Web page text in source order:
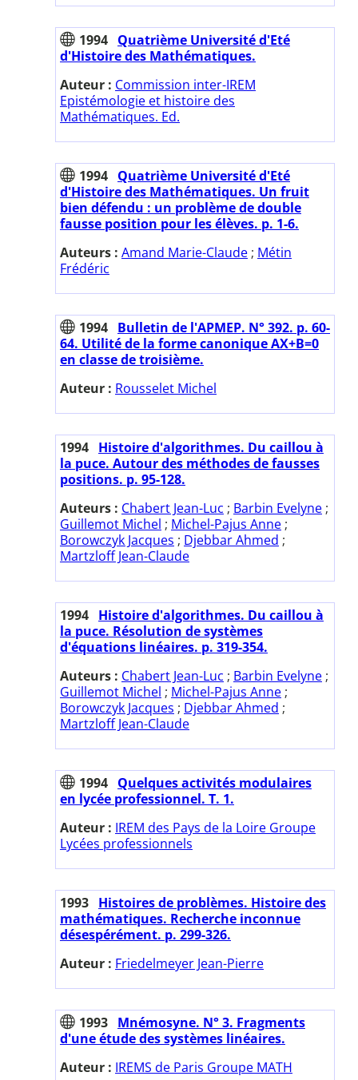
1994 Quatrième Université d'Eté
d'Histoire des Mathématiques.
Auteur : Commission inter-IREM
Epistémologie et histoire des
Mathématiques. Ed.
1994 Quatrième Université d'Eté
d'Histoire des Mathématiques. Un fruit
bien défendu : un problème de double
fausse position pour les élèves. p. 1-6.
Auteurs : Amand Marie-Claude ; Métin
Frédéric
1994 Bulletin de l'APMEP. N° 392. p. 60-
64. Utilité de la forme canonique AX+B=0
en classe de troisième.
Auteur : Rousselet Michel
1994 Histoire d'algorithmes. Du caillou à
la puce. Autour des méthodes de fausses
positions. p. 95-128.
Auteurs : Chabert Jean-Luc ; Barbin Evelyne ;
Guillemot Michel ; Michel-Pajus Anne ;
Borowczyk Jacques ; Djebbar Ahmed ;
Martzloff Jean-Claude
1994 Histoire d'algorithmes. Du caillou à
la puce. Résolution de systèmes
d'équations linéaires. p. 319-354.
Auteurs : Chabert Jean-Luc ; Barbin Evelyne ;
Guillemot Michel ; Michel-Pajus Anne ;
Borowczyk Jacques ; Djebbar Ahmed ;
Martzloff Jean-Claude
1994 Quelques activités modulaires
en lycée professionnel. T. 1.
Auteur : IREM des Pays de la Loire Groupe
Lycées professionnels
1993 Histoires de problèmes. Histoire des
mathématiques. Recherche inconnue
désespérément. p. 299-326.
Auteur : Friedelmeyer Jean-Pierre
1993 Mnémosyne. N° 3. Fragments
d'une étude des systèmes linéaires.
Auteur : IREMS de Paris Groupe MATH